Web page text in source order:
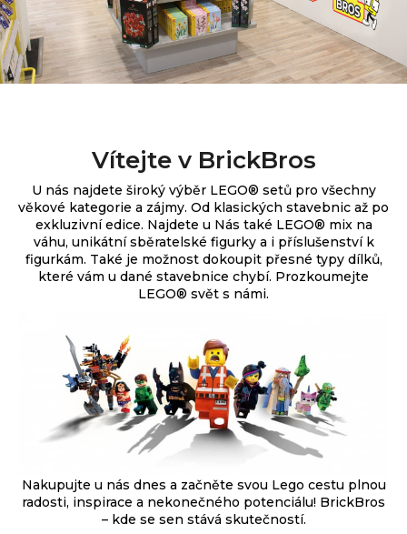
Vítejte v BrickBros
U nás najdete široký výběr LEGO® setů pro všechny
věkové kategorie a zájmy. Od klasických stavebnic až po
exkluzivní edice. Najdete u Nás také LEGO® mix na
váhu, unikátní sběratelské figurky a i příslušenství k
figurkám. Také je možnost dokoupit přesné typy dílků,
které vám u dané stavebnice chybí. Prozkoumejte
LEGO® svět s námi.
Nakupujte u nás dnes a začněte svou Lego cestu plnou
radosti, inspirace a nekonečného potenciálu! BrickBros
– kde se sen stává skutečností.